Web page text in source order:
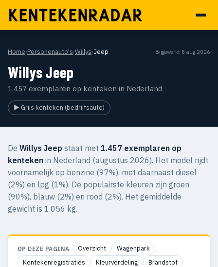
Home›Personenauto's›Willys›Jeep Bijgewerkt 8 aug 2026
Willys Jeep
1.457 exemplaren op kenteken in Nederland
▶ Grijs kenteken (bedrijfsauto)
De Willys Jeep staat met 1.457 exemplaren op
kenteken in Nederland (augustus 2026). Het model rijdt
voornamelijk op benzine (97%), met daarnaast diesel
(2%) en lpg (1%). De populairste kleuren zijn groen
(90%), blauw (2%) en rood (2%). Het gemiddelde
gewicht is 1.056 kg.
OP DEZE PAGINA Overzicht
Wagenpark
Kentekenregistraties
Kleurverdeling
Brandstof